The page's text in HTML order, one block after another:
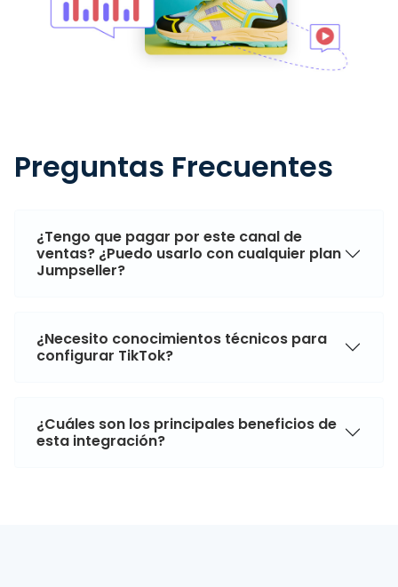
Preguntas Frecuentes
¿Tengo que pagar por este canal de
ventas? ¿Puedo usarlo con cualquier plan
Jumpseller?
¿Necesito conocimientos técnicos para
configurar TikTok?
¿Cuáles son los principales beneficios de
esta integración?